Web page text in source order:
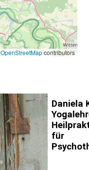
OpenStreetMapcontributors
Daniela
für